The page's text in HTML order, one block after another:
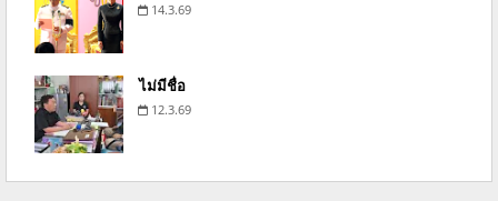
14.3.69
ไม่มีชื่อ
12.3.69